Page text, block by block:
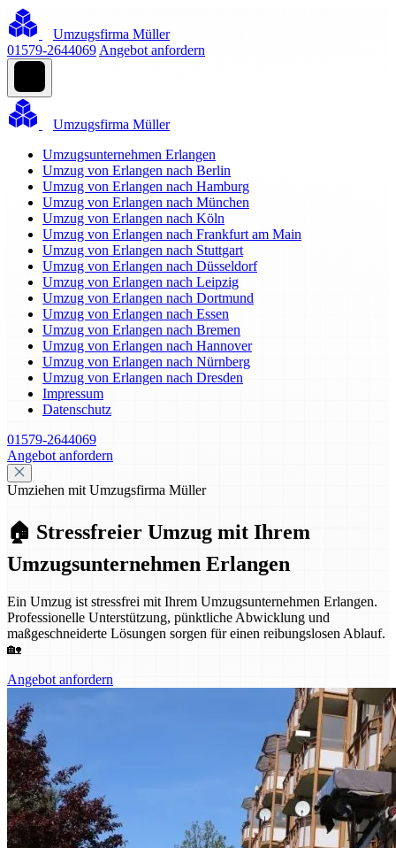
Umzugsfirma Müller
01579-2644069 Angebot anfordern
Umzugsfirma Müller
Umzugsunternehmen Erlangen
Umzug von Erlangen nach Berlin
Umzug von Erlangen nach Hamburg
Umzug von Erlangen nach München
Umzug von Erlangen nach Köln
Umzug von Erlangen nach Frankfurt am Main
Umzug von Erlangen nach Stuttgart
Umzug von Erlangen nach Düsseldorf
Umzug von Erlangen nach Leipzig
Umzug von Erlangen nach Dortmund
Umzug von Erlangen nach Essen
Umzug von Erlangen nach Bremen
Umzug von Erlangen nach Hannover
Umzug von Erlangen nach Nürnberg
Umzug von Erlangen nach Dresden
Impressum
Datenschutz
01579-2644069
Angebot anfordern
Umziehen mit Umzugsfirma Müller
🏠 Stressfreier Umzug mit Ihrem
Umzugsunternehmen Erlangen
Ein Umzug ist stressfrei mit Ihrem Umzugsunternehmen Erlangen.
Professionelle Unterstützung, pünktliche Abwicklung und
maßgeschneiderte Lösungen sorgen für einen reibungslosen Ablauf.
🏡
Angebot anfordern